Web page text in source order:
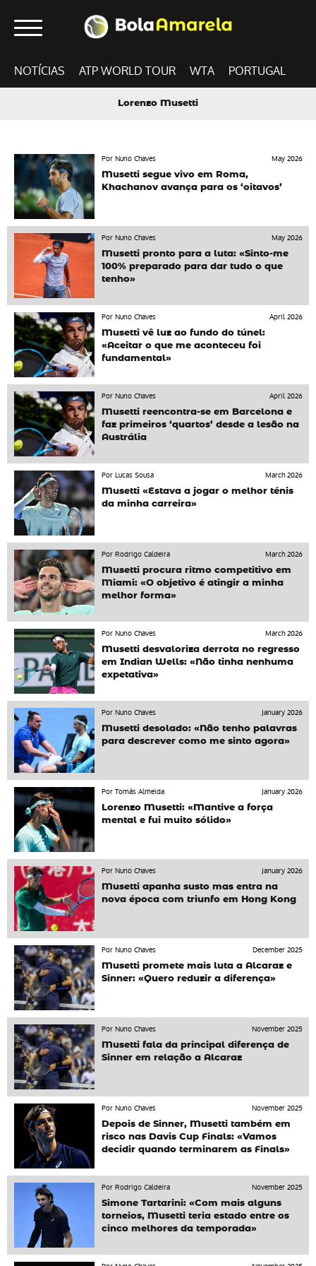
NOTÍCIAS ATP WORLD TOUR WTA PORTUGAL
Lorenzo Musetti
Por Nuno Chaves
May 2026
Musetti segue vivo em Roma,
Khachanov avança para os ‘oitavos’
Por Nuno Chaves
May 2026
Musetti pronto para a luta: «Sinto-me
100% preparado para dar tudo o que
tenho»
Por Nuno Chaves
April 2026
Musetti vê luz ao fundo do túnel:
«Aceitar o que me aconteceu foi
fundamental»
Por Nuno Chaves
April 2026
Musetti reencontra-se em Barcelona e
faz primeiros ‘quartos’ desde a lesão na
Austrália
Por Lucas Sousa
March 2026
Musetti «Estava a jogar o melhor ténis
da minha carreira»
Por Rodrigo Caldeira
March 2026
Musetti procura ritmo competitivo em
Miami: «O objetivo é atingir a minha
melhor forma»
Por Nuno Chaves
March 2026
Musetti desvaloriza derrota no regresso
em Indian Wells: «Não tinha nenhuma
expetativa»
Por Nuno Chaves
January 2026
Musetti desolado: «Não tenho palavras
para descrever como me sinto agora»
Por Tomás Almeida
January 2026
Lorenzo Musetti: «Mantive a força
mental e fui muito sólido»
Por Nuno Chaves
January 2026
Musetti apanha susto mas entra na
nova época com triunfo em Hong Kong
Por Nuno Chaves
December 2025
Musetti promete mais luta a Alcaraz e
Sinner: «Quero reduzir a diferença»
Por Nuno Chaves
November 2025
Musetti fala da principal diferença de
Sinner em relação a Alcaraz
Por Nuno Chaves
November 2025
Depois de Sinner, Musetti também em
risco nas Davis Cup Finals: «Vamos
decidir quando terminarem as Finals»
Por Rodrigo Caldeira
November 2025
Simone Tartarini: «Com mais alguns
torneios, Musetti teria estado entre os
cinco melhores da temporada»